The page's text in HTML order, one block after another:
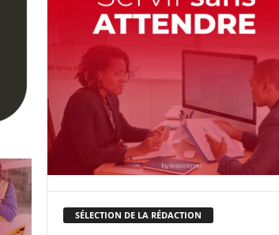
SÉLECTION DE LA RÉDACTION